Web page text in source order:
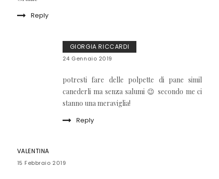
Reply
GIORGIA RICCARDI
24 Gennaio 2019
potresti fare delle polpette di pane simil
canederli ma senza salumi 😉 secondo me ci
stanno una meraviglia!
Reply
VALENTINA
15 Febbraio 2019